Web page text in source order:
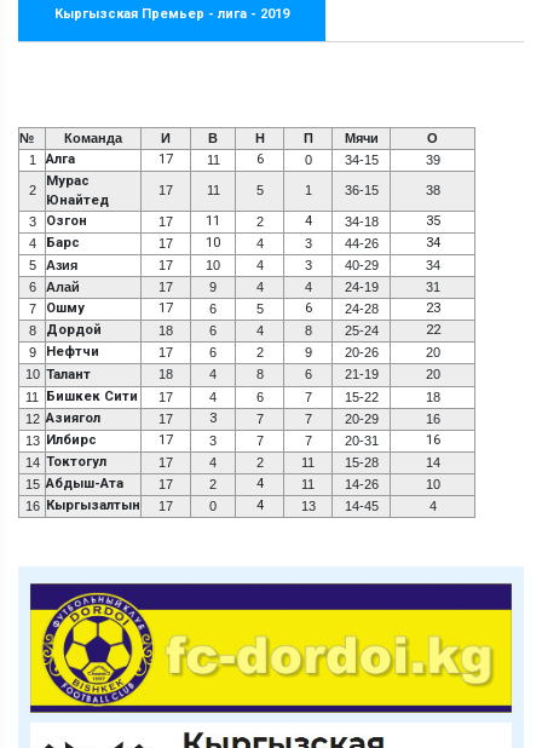
Кыргызская Премьер - лига - 2019
№ Команда И В Н П Мячи
О
1
Алга 17 11 6 0 34-15 39
2
Мурас
Юнайтед
17 11 5 1 36-15 38
3 Озгон 17 11 2 4 34-18 35
4 Барс 17 10 4 3 44-26 34
5 Азия 17 10 4 3 40-29
34
6
Алай 17 9 4 4 24-19
31
7
Ошму 17 6 5 6 24-28 23
8 Дордой 18 6 4 8 25-24 22
9 Нефтчи 17 6 2 9 20-26
20
10 Талант 18 4 8 6 21-19
20
11
Бишкек Сити 17 4 6 7 15-22
18
12 Азиягол 17 3 7 7 20-29
16
13 Илбирс 17 3 7 7 20-31 16
14 Токтогул 17 4 2 11 15-28
14
15 Абдыш-Ата 17 2 4 11 14-26
10
16 Кыргызалтын 17 0 4 13 14-45 4